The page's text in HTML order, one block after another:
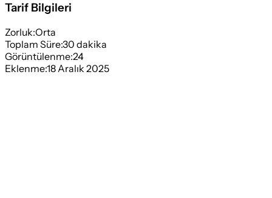
Tarif Bilgileri
Zorluk:Orta
Toplam Süre:30 dakika
Görüntülenme:24
Eklenme:18 Aralık 2025